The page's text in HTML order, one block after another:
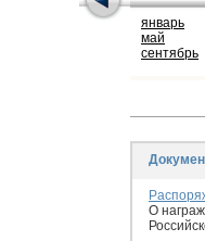
январь
май
сентябрь
O